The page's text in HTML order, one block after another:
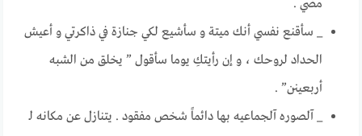
مضي .
_ سأقنع نفسي أنك ميتة و سأشيع لكي جنازة في ذاكرتي و أعيش
الحداد لروحك ، و إن رأيتكِ يوما سأقول ” يخلق من الشبه
أربعينن” .
_ آلصوره آلجماعيه بها دائماً شخص مفقود . يتنازل عن مكانه لـ